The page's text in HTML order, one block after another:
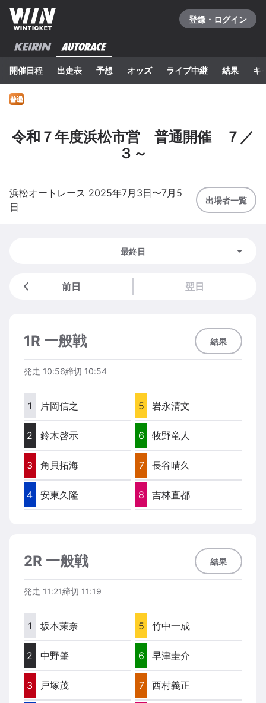
登録・ログイン
開催日程 出走表 予想 オッズ ライブ中継 結果 キ
令和７年度浜松市営 普通開催 ７／
３～
浜松オートレース 2025年7月3日〜7月5
日
出場者一覧
最終日
前日 翌日
1R 一般戦 結果
発走 10:56締切 10:54
1 片岡信之
2 鈴木啓示
3 角貝拓海
4 安東久隆
5 岩永清文
6 牧野竜人
7 長谷晴久
8 吉林直都
2R 一般戦 結果
発走 11:21締切 11:19
1 坂本茉奈
2 中野肇
3 戸塚茂
5 竹中一成
6 早津圭介
7 西村義正